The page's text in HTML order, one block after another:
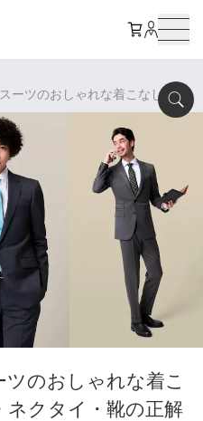
ーツのおしゃれな着こなしガイ
のおしゃれな着こ
クタイ・靴の正解